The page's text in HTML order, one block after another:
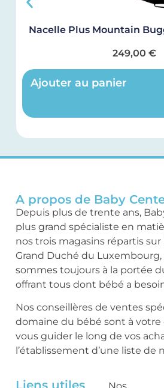
Nacelle Plus Mountain
249,00 €
Ajouter au panier
A propos de Baby
Depuis plus de trente ans,
plus grand spécialiste en
nos trois magasins répartis sur
Grand Duché du Luxembourg,
sommes toujours à la portée
offrant tous dont bébé a
Nos conseillères de ventes
domaine du bébé sont à
vous guider le long de vos
l’établissement d’une liste de
Liens utiles Nos